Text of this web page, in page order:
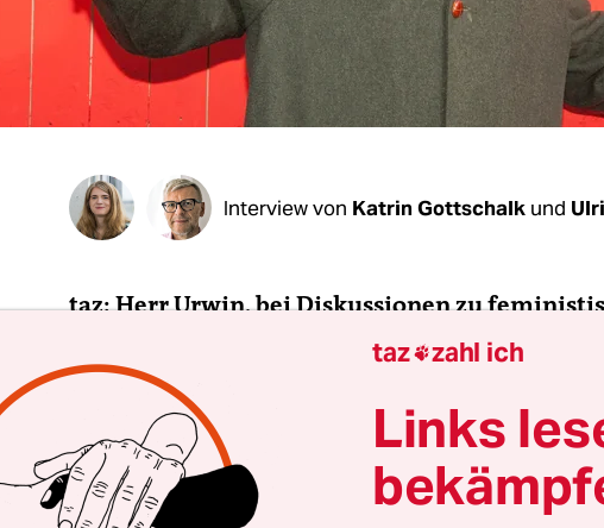
Interview von Katrin Gottschalk und
taz: Herr Urwin, bei Diskussionen zu
immer wieder Männer, die sagen: Das ist
Frauen macht – aber wer kümmert sich um
Jack Urwin:Das ist schwierig zu beantworten,
Probleme mit solchen Männern. Sie lassen
taz zahl ich
Links